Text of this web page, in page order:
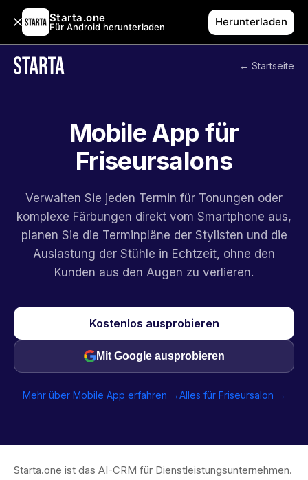
Starta.one
Für Android herunterladen Herunterladen
← Startseite
Mobile App für
Friseursalons
Verwalten Sie jeden Termin für Tonungen oder
komplexe Färbungen direkt vom Smartphone aus,
planen Sie die Terminpläne der Stylisten und die
Auslastung der Stühle in Echtzeit, ohne den
Kunden aus den Augen zu verlieren.
Kostenlos ausprobieren
Mit Google ausprobieren
Mehr über Mobile App erfahren →Alles für Friseursalon →
Starta.one ist das AI-CRM für Dienstleistungsunternehmen.